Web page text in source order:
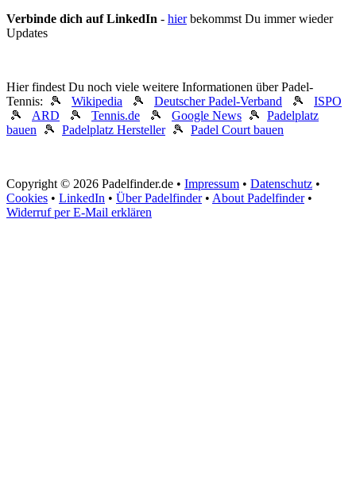
Verbinde dich auf LinkedIn - hierbekommst Du immer wieder
Updates
Hier findest Du noch viele weitere Informationen über Padel-
Tennis: 🎾 Wikipedia 🎾 Deutscher Padel-Verband 🎾 ISPO
🎾 ARD 🎾 Tennis.de 🎾 Google News 🎾 Padelplatz
bauen 🎾 Padelplatz Hersteller🎾 Padel Court bauen
Copyright © 2026 Padelfinder.de • Impressum • Datenschutz •
Cookies • LinkedIn • Über Padelfinder• About Padelfinder•
Widerruf per E-Mail erklären